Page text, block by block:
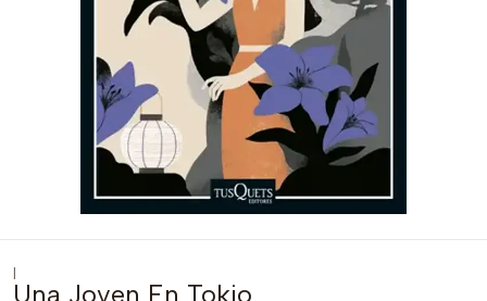
|
Una Joven En Tokio